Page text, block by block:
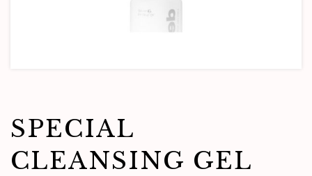
SPECIAL
CLEANSING GEL